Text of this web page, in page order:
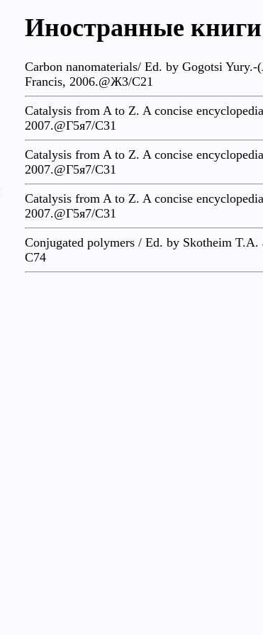
Иностранные
Carbon nanomaterials/ Ed. by Gogotsi
Francis, 2006.@Ж3/С21
Catalysis from A to Z. A concise
2007.@Г5я7/C31
Catalysis from A to Z. A concise
2007.@Г5я7/C31
Catalysis from A to Z. A concise
2007.@Г5я7/C31
Conjugated polymers / Ed. by Skotheim
С74